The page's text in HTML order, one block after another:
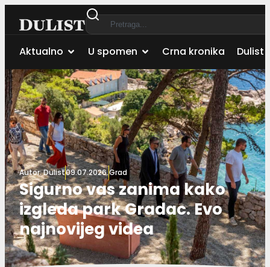
Aktualno U spomen Crna kronika Dulist
Autor:Dulist09.07.2026.Grad
Sigurno vas zanima kako
izgleda park Gradac. Evo
najnovijeg videa